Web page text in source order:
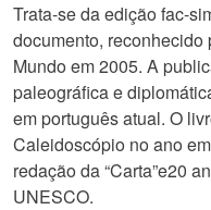
Trata-se da edição fac-
documento,
Mundo em 2005. A
paleográfica e
em português atual. O
Caleidoscópio no ano
redação da “Carta”e20
UNESCO.